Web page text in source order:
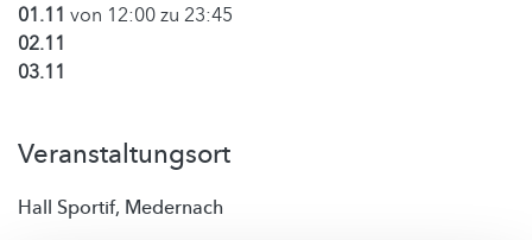
01.11 von 12:00 zu 23:45
02.11
03.11
Veranstaltungsort
Hall Sportif, Medernach